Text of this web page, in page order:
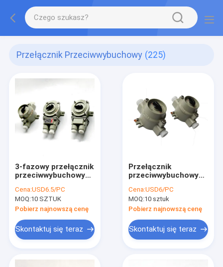
Przełącznik Przeciwwybuchowy (225)
3-fazowy przełącznik
przeciwwybuchowy
przenoszenia mocy
21 22
Cena:USD6.5/PC
MOQ:10 SZTUK
Pobierz najnowszą cenę
Skontaktuj się teraz
Przełącznik
przeciwwybuchowy
Niebezpieczna
lokalizacja
Ognioszczelny
wyłącznik On Off
Cena:USD6/PC
MOQ:10 sztuk
Pobierz najnowszą cenę
Skontaktuj się teraz